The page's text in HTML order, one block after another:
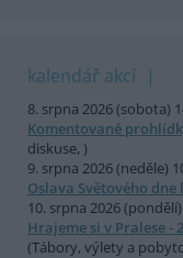
kalendář akcí
8. srpna 2026 (sobota)
Komentované
diskuse, )
9. srpna 2026 (neděle)
Oslava Světového dne
10. srpna 2026
Hrajeme si v Pralese
(Tábory, výlety a